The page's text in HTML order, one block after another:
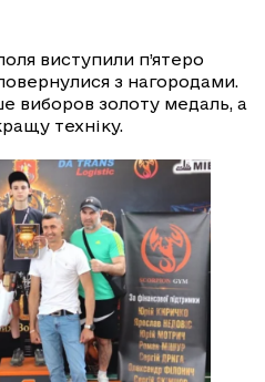
виступили п’ятеро
з нагородами.
виборов золоту медаль, а
техніку.